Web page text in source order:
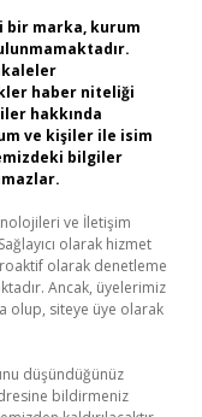
bir marka, kurum
haber niteliği
hakkında
ve kişiler ile isim
bilgiler
ve İletişim
olarak hizmet
olarak denetleme
Ancak, üyelerimiz
olup, siteye üye olarak
düşündüğünüz
bildirmeniz